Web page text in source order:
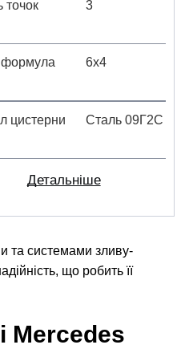
точок
3
формула
6х4
цистерни
Сталь 09Г2С
Детальніше
та системами зливу-
що робить її
Mercedes